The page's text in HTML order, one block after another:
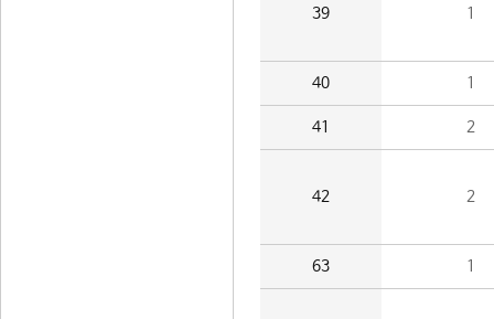
39 1
40 1
41 2
42 2
63 1